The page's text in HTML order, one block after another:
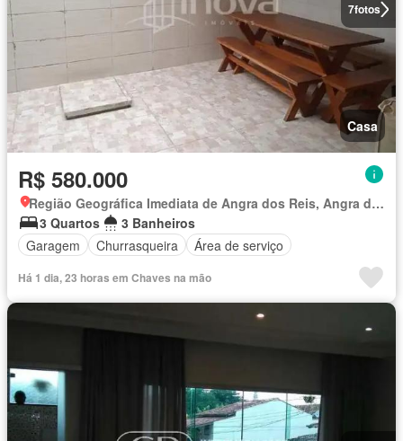
7fotos
Casa
R$ 580.000
Região Geográfica Imediata de Angra dos Reis, Angra dos Reis
3 Quartos
3 Banheiros
Garagem
Churrasqueira Área de serviço
Há 1 dia, 23 horas em Chaves na mão